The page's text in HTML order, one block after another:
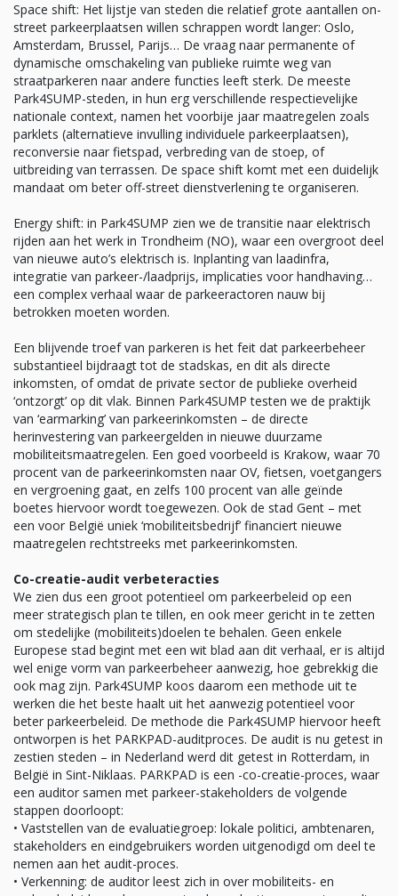
Space shift: Het lijstje van steden die relatief grote aantallen on-
street parkeerplaatsen willen schrappen wordt langer: Oslo,
Amsterdam, Brussel, Parijs… De vraag naar permanente of
dynamische omschakeling van publieke ruimte weg van
straatparkeren naar andere functies leeft sterk. De meeste
Park4SUMP-steden, in hun erg verschillende respectievelijke
nationale context, namen het voorbije jaar maatregelen zoals
parklets (alternatieve invulling individuele parkeerplaatsen),
reconversie naar fietspad, verbreding van de stoep, of
uitbreiding van terrassen. De space shift komt met een duidelijk
mandaat om beter off-street dienstverlening te organiseren.
Energy shift: in Park4SUMP zien we de transitie naar elektrisch
rijden aan het werk in Trondheim (NO), waar een overgroot deel
van nieuwe auto’s elektrisch is. Inplanting van laadinfra,
integratie van parkeer-/laadprijs, implicaties voor handhaving…
een complex verhaal waar de parkeeractoren nauw bij
betrokken moeten worden.
Een blijvende troef van parkeren is het feit dat parkeerbeheer
substantieel bijdraagt tot de stadskas, en dit als directe
inkomsten, of omdat de private sector de publieke overheid
‘ontzorgt’ op dit vlak. Binnen Park4SUMP testen we de praktijk
van ‘earmarking’ van parkeerinkomsten – de directe
herinvestering van parkeergelden in nieuwe duurzame
mobiliteitsmaatregelen. Een goed voorbeeld is Krakow, waar 70
procent van de parkeerinkomsten naar OV, fietsen, voetgangers
en vergroening gaat, en zelfs 100 procent van alle geïnde
boetes hiervoor wordt toegewezen. Ook de stad Gent – met
een voor België uniek ‘mobiliteitsbedrijf’ financiert nieuwe
maatregelen rechtstreeks met parkeerinkomsten.
Co-creatie-audit verbeteracties
We zien dus een groot potentieel om parkeerbeleid op een
meer strategisch plan te tillen, en ook meer gericht in te zetten
om stedelijke (mobiliteits)doelen te behalen. Geen enkele
Europese stad begint met een wit blad aan dit verhaal, er is altijd
wel enige vorm van parkeerbeheer aanwezig, hoe gebrekkig die
ook mag zijn. Park4SUMP koos daarom een methode uit te
werken die het beste haalt uit het aanwezig potentieel voor
beter parkeerbeleid. De methode die Park4SUMP hiervoor heeft
ontworpen is het PARKPAD-auditproces. De audit is nu getest in
zestien steden – in Nederland werd dit getest in Rotterdam, in
België in Sint-Niklaas. PARKPAD is een -co-creatie-proces, waar
een auditor samen met parkeer-stakeholders de volgende
stappen doorloopt:
• Vaststellen van de evaluatiegroep: lokale politici, ambtenaren,
stakeholders en eindgebruikers worden uitgenodigd om deel te
nemen aan het audit-proces.
• Verkenning: de auditor leest zich in over mobiliteits- en